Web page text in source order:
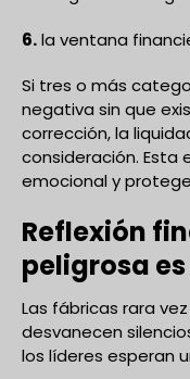
6.la ventana
Si tres o más
negativa sin que
corrección, la
consideración. Esta
emocional y
Reflexión
peligrosa
Las fábricas rara
desvanecen
los líderes esperan